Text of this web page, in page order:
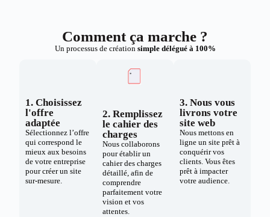
Comment ça marche ?
Un processus de création simple délégué à 100%
1. Choisissez
l'offre
adaptée
Sélectionnez l’offre
qui correspond le
mieux aux besoins
de votre entreprise
pour créer un site
sur-mesure.
2. Remplissez
le cahier des
charges
Nous collaborons
pour établir un
cahier des charges
détaillé, afin de
comprendre
parfaitement votre
vision et vos
attentes.
3. Nous vous
livrons votre
site web
Nous mettons en
ligne un site prêt à
conquérir vos
clients. Vous êtes
prêt à impacter
votre audience.